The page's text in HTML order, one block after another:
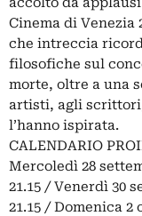
Cinema di Venezia
che intreccia
filosofiche sul
morte, oltre a una
artisti, agli
l’hanno ispirata.
CALENDARIO
Mercoledì 28
21.15 / Venerdì 30
21.15 / Domenica